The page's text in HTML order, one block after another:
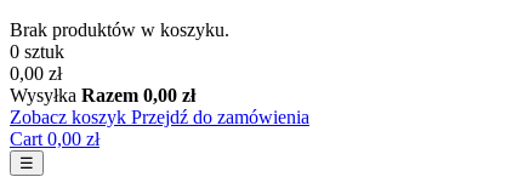
Brak produktów w koszyku.
0 sztuk
0,00 zł
Wysyłka Razem 0,00 zł
Zobacz koszyk Przejdź do zamówienia
Cart 0,00 zł
Toggle navigation
☰